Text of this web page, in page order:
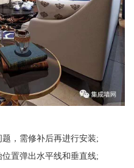
，需修补后再进行安装;
置弹出水平线和垂直线;